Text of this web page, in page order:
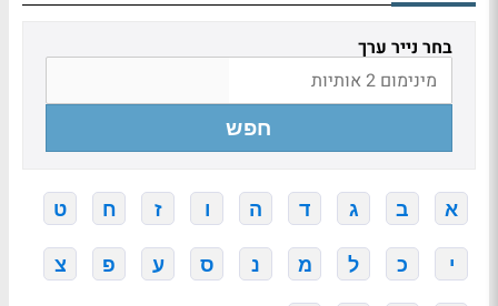
בחר נייר ערך
חפש
א ב ג ד ה ו ז ח ט
י כ ל מ נ ס ע פ צ